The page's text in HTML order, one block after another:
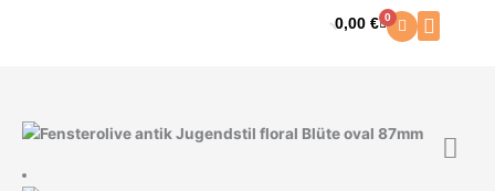
0,00€ 0
Warenkorb
Fensterolive
Jugendstil